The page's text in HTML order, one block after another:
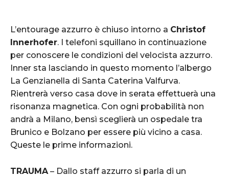
L’entourage azzurro è chiuso intorno a Christof
Innerhofer. I telefoni squillano in continuazione
per conoscere le condizioni del velocista azzurro.
Inner sta lasciando in questo momento l’albergo
La Genzianella di Santa Caterina Valfurva.
Rientrerà verso casa dove in serata effettuerà una
risonanza magnetica. Con ogni probabilità non
andrà a Milano, bensì sceglierà un ospedale tra
Brunico e Bolzano per essere più vicino a casa.
Queste le prime informazioni.
TRAUMA – Dallo staff azzurro si parla di un